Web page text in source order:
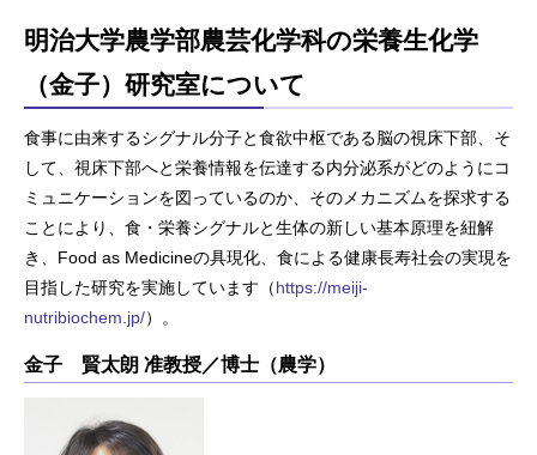
明治大学農学部農芸化学科の栄養生化学
（金子）研究室について
食事に由来するシグナル分子と食欲中枢である脳の視床下部、そ
して、視床下部へと栄養情報を伝達する内分泌系がどのようにコ
ミュニケーションを図っているのか、そのメカニズムを探求する
ことにより、食・栄養シグナルと生体の新しい基本原理を紐解
き、Food as Medicineの具現化、食による健康長寿社会の実現を
目指した研究を実施しています（https://meiji-
nutribiochem.jp/）。
金子 賢太朗 准教授／博士（農学）